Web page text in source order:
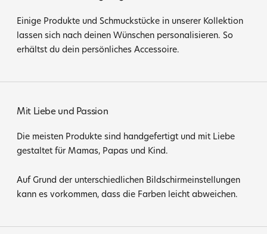
Einige Produkte und Schmuckstücke in unserer Kollektion
lassen sich nach deinen Wünschen personalisieren. So
erhältst du dein persönliches Accessoire.
Mit Liebe und Passion
Die meisten Produkte sind handgefertigt und mit Liebe
gestaltet für Mamas, Papas und Kind.
Auf Grund der unterschiedlichen Bildschirmeinstellungen
kann es vorkommen, dass die Farben leicht abweichen.